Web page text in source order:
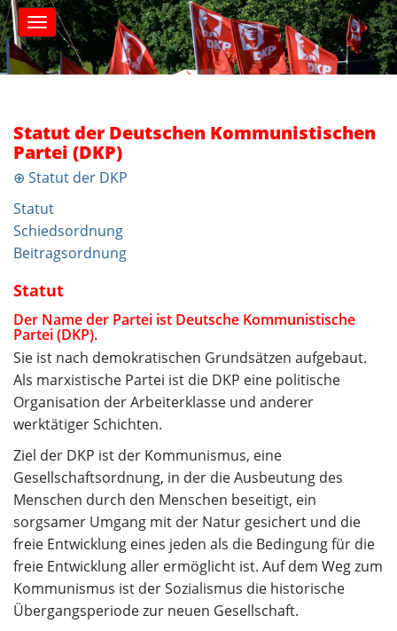
M
a
i
n
u
S
k
i
p
c
o
Statut der Deutschen Kommunistischen
Partei (DKP)
⊕ Statut der DKP
Statut
Schiedsordnung
Beitragsordnung
Statut
Der Name der Partei ist Deutsche Kommunistische
Partei (DKP).
Sie ist nach demokratischen Grundsätzen aufgebaut.
Als marxistische Partei ist die DKP eine politische
Organisation der Arbeiterklasse und anderer
werktätiger Schichten.
Ziel der DKP ist der Kommunismus, eine
Gesellschaftsordnung, in der die Ausbeutung des
Menschen durch den Menschen beseitigt, ein
sorgsamer Umgang mit der Natur gesichert und die
freie Entwicklung eines jeden als die Bedingung für die
freie Entwicklung aller ermöglicht ist. Auf dem Weg zum
Kommunismus ist der Sozialismus die historische
Übergangsperiode zur neuen Gesellschaft.